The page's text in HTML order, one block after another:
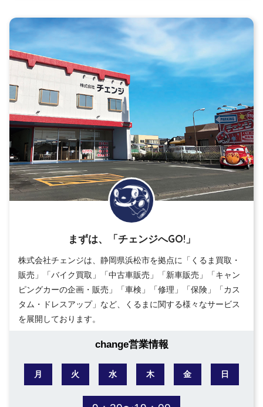
まずは、「チェンジへGO!」
株式会社チェンジは、静岡県浜松市を拠点に「くるま買取・
販売」「バイク買取」「中古車販売」「新車販売」「キャン
ピングカーの企画・販売」「車検」「修理」「保険」「カス
タム・ドレスアップ」など、くるまに関する様々なサービス
を展開しております。
change営業情報
月 火 水 木 金 日